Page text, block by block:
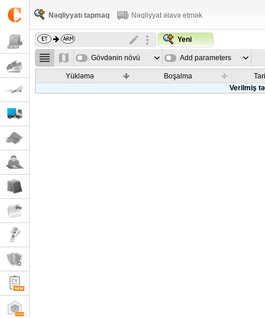
Nəqliyyatı tapmaq Nəqliyyat əlavə etmək
Yeni
Gövdənin növü Add parameters
Yükləmə Boşalma
Verilmiş